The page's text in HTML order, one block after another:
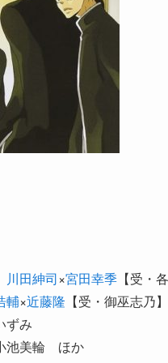
川田紳司×宮田幸季 【受・
輔×近藤隆 【受・御巫志乃】
ずみ
池美輪 ほか